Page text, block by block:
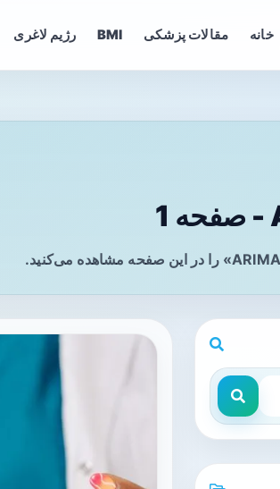
خانه مقالات پزشکی BMI رژیم لاغری